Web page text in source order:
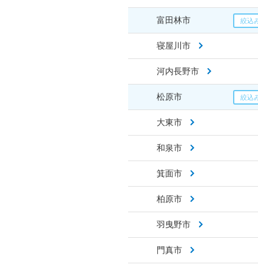
富田林市
寝屋川市
河内長野市
松原市
大東市
和泉市
箕面市
柏原市
羽曳野市
門真市